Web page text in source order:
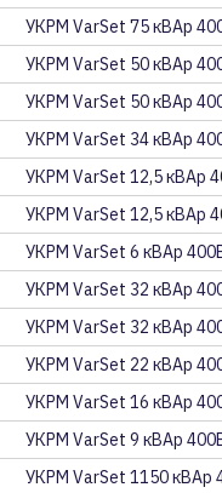
УКРМ VarSet 75 кВАр
УКРМ VarSet 50 кВАр
УКРМ VarSet 50 кВАр
УКРМ VarSet 34 кВАр
УКРМ VarSet 12,5 кВАр
УКРМ VarSet 12,5 кВАр
УКРМ VarSet 6 кВАр
УКРМ VarSet 32 кВАр
УКРМ VarSet 32 кВАр
УКРМ VarSet 22 кВАр
УКРМ VarSet 16 кВАр
УКРМ VarSet 9 кВАр
УКРМ VarSet 1150 кВАр